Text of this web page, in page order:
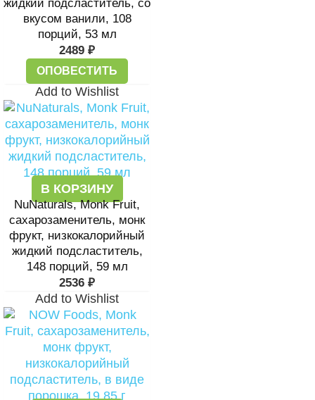
жидкий подсластитель, со
вкусом ванили, 108
порций, 53 мл
2489 ₽
ОПОВЕСТИТЬ
Add to Wishlist
В КОРЗИНУ
NuNaturals, Monk Fruit,
сахарозаменитель, монк
фрукт, низкокалорийный
жидкий подсластитель,
148 порций, 59 мл
2536 ₽
Add to Wishlist